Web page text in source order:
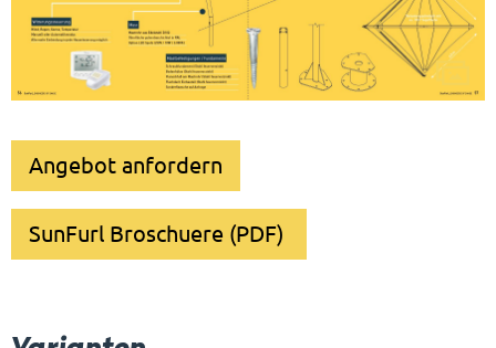
Angebot anfordern
SunFurl Broschuere (PDF)